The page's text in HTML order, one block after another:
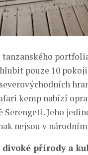
pouze 10
kemp nabízí
Jeho
nejsou v
divoké přírody a